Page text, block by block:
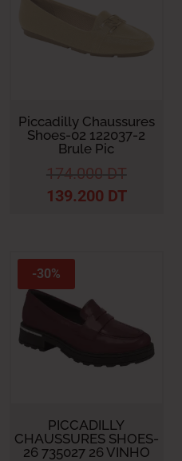
Piccadilly Chaussures
Shoes-02 122037-2
Brule Pic
174.000 DT
139.200 DT
-30%
PICCADILLY
CHAUSSURES SHOES-
26 735027 26 VINHO